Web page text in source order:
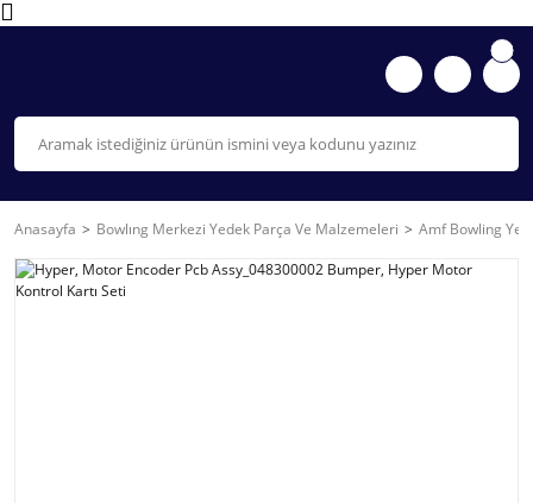
Anasayfa Bowlıng Merkezi Yedek Parça Ve Malzemeleri Amf Bowling